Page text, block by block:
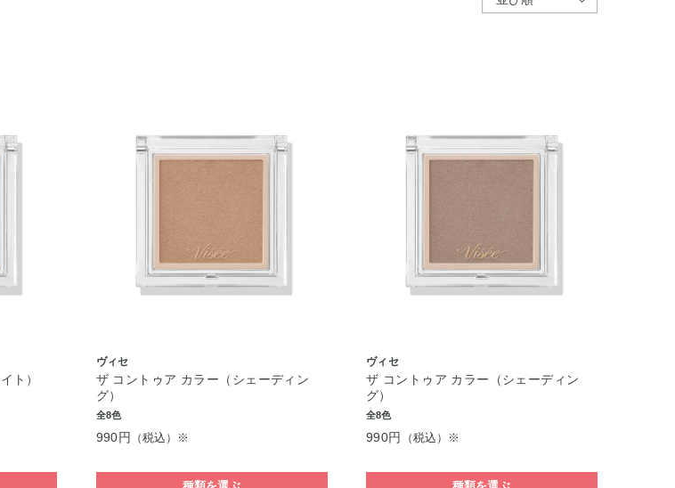
ト）
ヴィセ
ザ コントゥア カラー（シェーディン
グ）
全8色
990円 （税込）※
ヴィセ
ザ コントゥア カラー（シェーディン
グ）
全8色
990円 （税込）※